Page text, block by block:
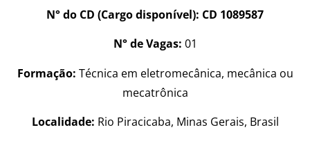
N° do CD (Cargo disponível): CD 1089587
N° de Vagas: 01
Formação: Técnica em eletromecânica, mecânica ou
mecatrônica
Localidade: Rio Piracicaba, Minas Gerais, Brasil